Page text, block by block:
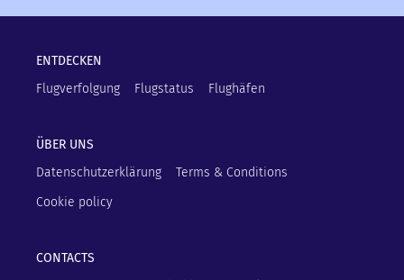
ENTDECKEN
Flugverfolgung
Flugstatus Flughäfen
ÜBER UNS
Datenschutzerklärung
Terms & Conditions
Cookie policy
CONTACTS